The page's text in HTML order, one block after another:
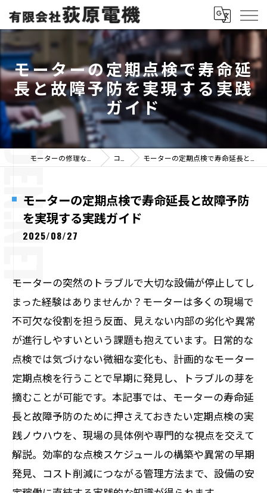
モーターの定期点検で寿命延
長と故障予防を実現する実践
ガイド
コラム モーターの定期点検で寿命延長と故障予防を実現する実践ガイド
モーターの定期点検で寿命延長と故障予防
を実現する実践ガイド
2025/08/27
モーターの突然のトラブルで大切な設備が停止してし
まった経験はありませんか？モーターは多くの現場で
不可欠な役割を担う反面、見えない内部の劣化や異常
が進行しやすいという課題も抱えています。日常的な
点検では気づけない微細な変化も、計画的なモーター
定期点検を行うことで早期に発見し、トラブルの芽を
摘むことが可能です。本記事では、モーターの寿命延
長と故障予防のために押さえておきたい定期点検の実
践ノウハウを、現場の具体例や専門的な視点を交えて
解説。効率的な点検スケジュールの構築や異常の早期
発見、コスト削減につながる管理方法まで、設備の安